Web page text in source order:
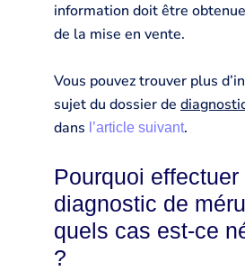
information doit être
de la mise en vente.
Vous pouvez trouver plus
sujet du dossier de
dans l’article suivant.
Pourquoi effectuer
diagnostic de
quels cas est-ce
?